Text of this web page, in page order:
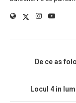
De ce as
Locul 4 in